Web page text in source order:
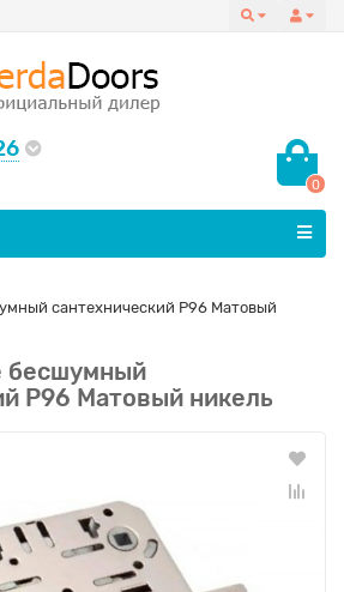
0
сантехнический P96 Матовый
бесшумный
P96 Матовый никель